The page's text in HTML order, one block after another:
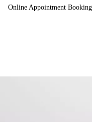
Online Appointment Booking